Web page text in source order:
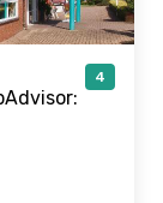
4